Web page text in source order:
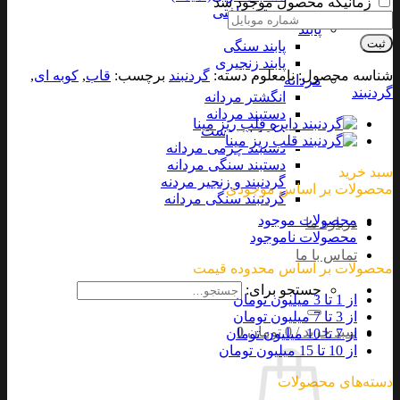
دستبند بافتی
پابند
پابند سنگی
پابند زنجیری
مردانه
انگشتر مردانه
دستبند مردانه
دکمه سردست
دستبند چرمی مردانه
دستبند سنگی مردانه
گردنبند و زنجیر مردنه
گردنبند سنگی مردانه
درباره ما
تماس با ما
جستجو برای:
سبد خرید /0 تومان 0
ثبت
شناسه محصول:نامعلوم دسته: گردنبند برچسب: قاب, کوبه ای,
گردنبند
سبد خرید
محصولات بر اساس موجودی
محصولات موجود
محصولات ناموجود
محصولات بر اساس محدوده قیمت
از 1 تا 3 میلیون تومان
از 3 تا 7 میلیون تومان
از 7 تا 10 میلیون تومان
از 10 تا 15 میلیون تومان
دسته‌های محصولات